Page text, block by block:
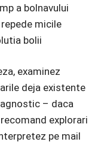
a bolnavului
micile
bolii
examinez
deja existente
– daca
explorari
pe mail